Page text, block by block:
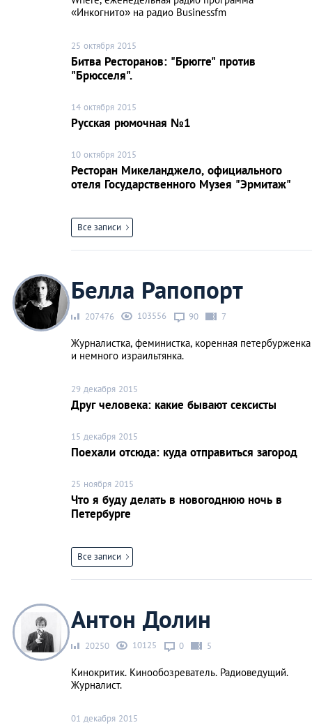
«Инкогнито» на радио Businessfm
25 октября 2015
Битва Ресторанов: "Брюгге" против
"Брюсселя".
14 октября 2015
Русская рюмочная №1
10 октября 2015
Ресторан Микеланджело, официального
отеля Государственного Музея "Эрмитаж"
Все записи
Белла Рапопорт
207476 103556 90 7
Журналистка, феминистка, коренная петербурженка
и немного израильтянка.
29 декабря 2015
Друг человека: какие бывают сексисты
15 декабря 2015
Поехали отсюда: куда отправиться загород
25 ноября 2015
Что я буду делать в новогоднюю ночь в
Петербурге
Все записи
Антон Долин
20250 10125 0 5
Кинокритик. Кинообозреватель. Радиоведущий.
Журналист.
01 декабря 2015